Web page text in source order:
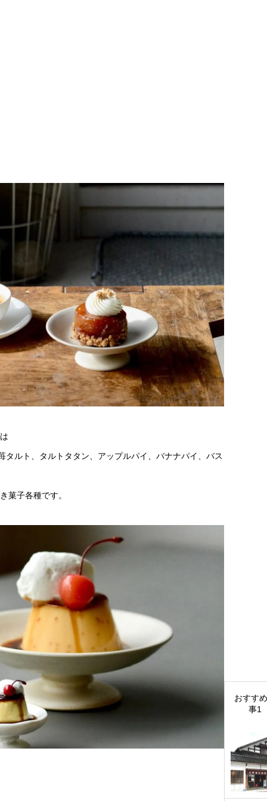
タルト、タルトタタン、アップルパイ、バナナパイ、バス
菓子各種です。
おすす
事1